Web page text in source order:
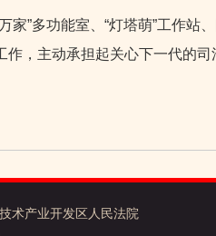
”多功能室、“灯塔萌”工作站、
，主动承担起关心下一代的
术产业开发区人民法院